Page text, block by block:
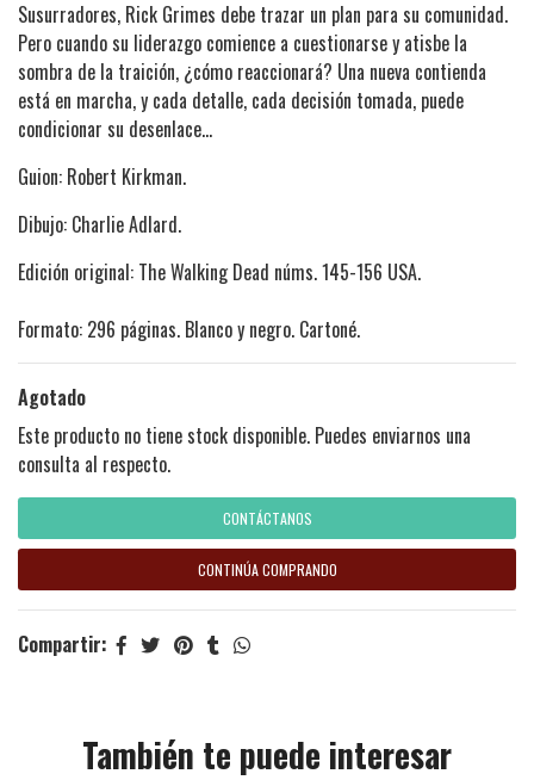
Susurradores, Rick Grimes debe trazar un plan para su comunidad.
Pero cuando su liderazgo comience a cuestionarse y atisbe la
sombra de la traición, ¿cómo reaccionará? Una nueva contienda
está en marcha, y cada detalle, cada decisión tomada, puede
condicionar su desenlace…
Guion: Robert Kirkman.
Dibujo: Charlie Adlard.
Edición original: The Walking Dead núms. 145-156 USA.
Formato: 296 páginas. Blanco y negro. Cartoné.
Agotado
Este producto no tiene stock disponible. Puedes enviarnos una
consulta al respecto.
CONTÁCTANOS
CONTINÚA COMPRANDO
Compartir:
También te puede interesar